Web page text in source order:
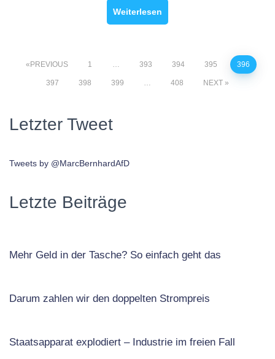
Weiterlesen
PREVIOUS 1 … 393 394 395 396
397 398 399 … 408 NEXT
Letzter Tweet
Tweets by @MarcBernhardAfD
Letzte Beiträge
Mehr Geld in der Tasche? So einfach geht das
Darum zahlen wir den doppelten Strompreis
Staatsapparat explodiert – Industrie im freien Fall